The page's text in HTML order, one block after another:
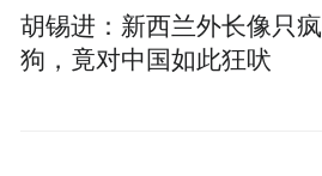
胡锡进：新西兰外长像只疯
狗，竟对中国如此狂吠